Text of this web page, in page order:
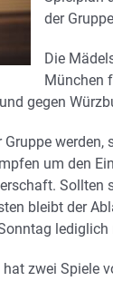
der
Die
München
gegen
um den
Sollten
bleibt der
zwei Spiele